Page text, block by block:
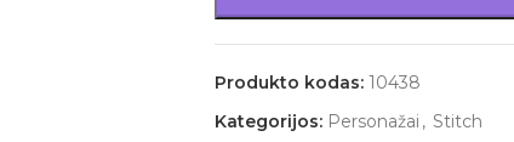
Produkto kodas: 10438
Kategorijos: Personažai , Stitch